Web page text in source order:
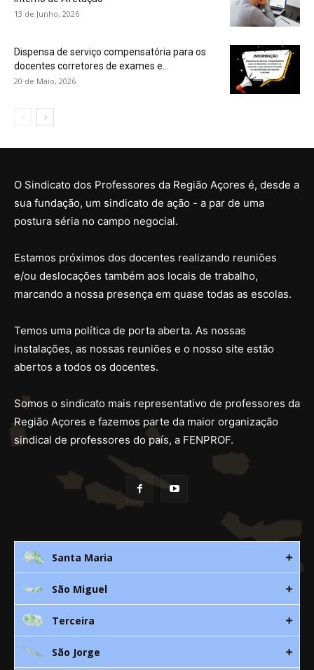
13 de Junho, 2026
Dispensa de serviço compensatória para os
docentes corretores de exames e...
20 de Maio, 2026
O Sindicato dos Professores da Região Açores é, desde a
sua fundação, um sindicato de ação - a par de uma
postura séria no campo negocial.
Estamos próximos dos docentes realizando reuniões
e/ou deslocações também aos locais de trabalho,
marcando a nossa presença em quase todas as escolas.
Temos uma política de porta aberta. As nossas
instalações, as nossas reuniões e o nosso site estão
abertos a todos os docentes.
Somos o sindicato mais representativo de professores da
Região Açores e fazemos parte da maior organização
sindical de professores do país, a FENPROF.
Santa Maria
Rua 3. Leandres Chaves, 12C
296 882 118
São Miguel
Av. D. João lll, bloco A, nº10 – 3º
Terceira
Canada Nova 21
São Jorge